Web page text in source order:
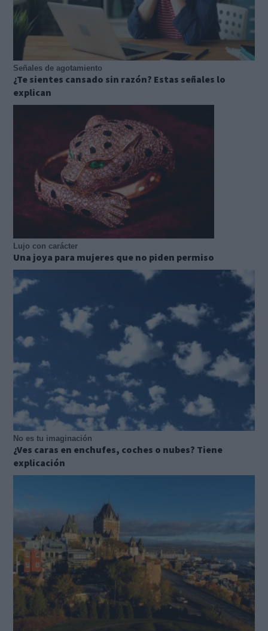
Señales de agotamiento
¿Te sientes cansado sin razón? Estas señales lo
explican
Lujo con carácter
Una joya para mujeres que no piden permiso
No es tu imaginación
¿Ves caras en enchufes, coches o nubes? Tiene
explicación